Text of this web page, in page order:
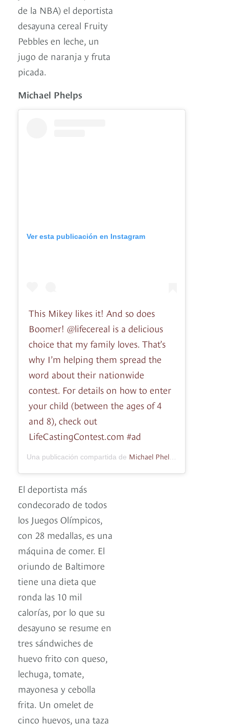
de la NBA) el deportista
desayuna cereal Fruity
Pebbles en leche, un
jugo de naranja y fruta
picada.
Michael Phelps
Ver esta publicación en Instagram
This Mikey likes it! And so does
Boomer! @lifecereal is a delicious
choice that my family loves. That’s
why I’m helping them spread the
word about their nationwide
contest. For details on how to enter
your child (between the ages of 4
and 8), check out
LifeCastingContest.com #ad
Una publicación compartida de Michael Phelps
El deportista más
condecorado de todos
los Juegos Olímpicos,
con 28 medallas, es una
máquina de comer. El
oriundo de Baltimore
tiene una dieta que
ronda las 10 mil
calorías, por lo que su
desayuno se resume en
tres sándwiches de
huevo frito con queso,
lechuga, tomate,
mayonesa y cebolla
frita. Un omelet de
cinco huevos, una taza